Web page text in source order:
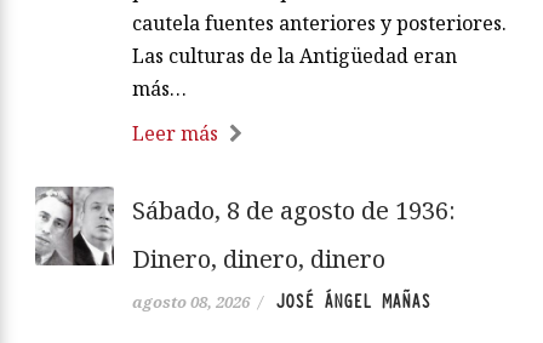
cautela fuentes anteriores y posteriores.
Las culturas de la Antigüedad eran
más…
Leer más
Sábado, 8 de agosto de 1936:
Dinero, dinero, dinero
agosto 08, 2026 / JOSÉ ÁNGEL MAÑAS